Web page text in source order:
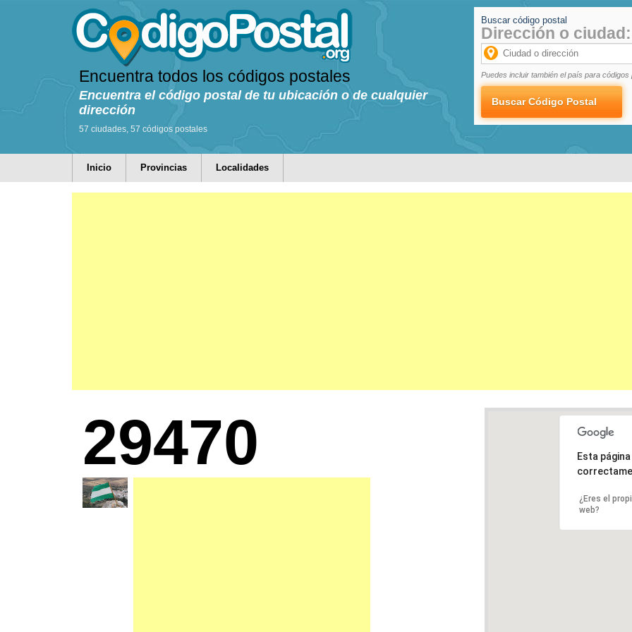
Encuentra todos los códigos postales
Encuentra el código postal de tu ubicación o de cualquier
dirección
57 ciudades, 57 códigos postales
Buscar código postal
Dirección o ciudad:
Puedes incluir también el país para
Inicio Provincias Localidades
29470
Esta
¿Eres el
web?